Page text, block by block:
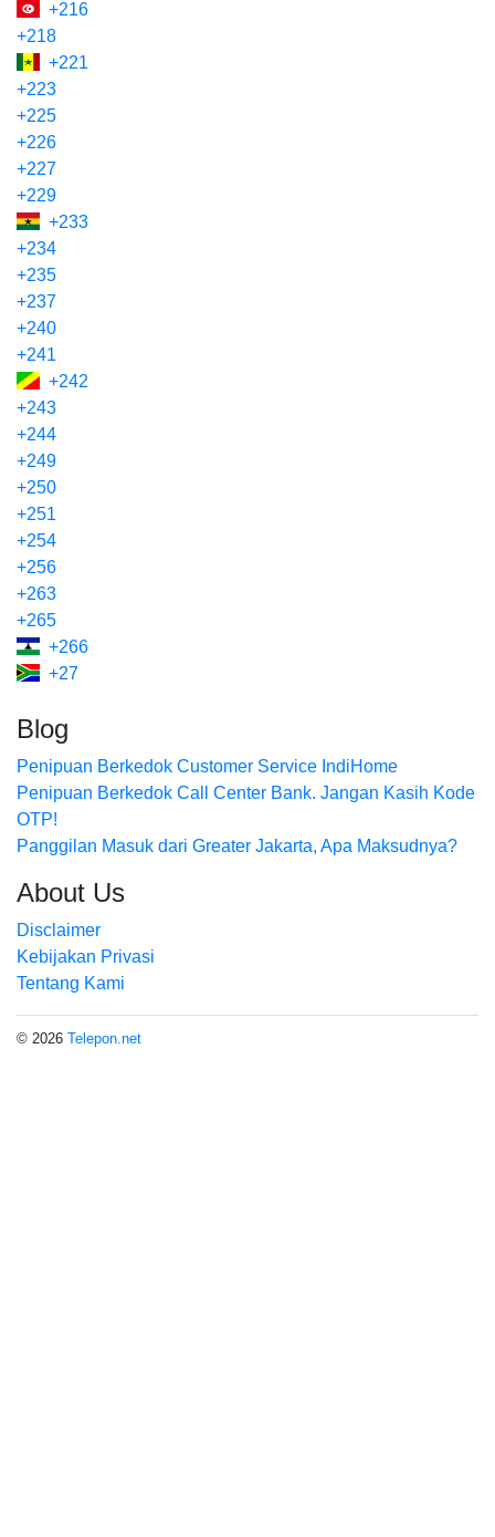
+216
+218
+221
+223
+225
+226
+227
+229
+233
+234
+235
+237
+240
+241
+242
+243
+244
+249
+250
+251
+254
+256
+263
+265
+266
+27
Blog
Penipuan Berkedok Customer Service IndiHome
Penipuan Berkedok Call Center Bank. Jangan Kasih Kode
OTP!
Panggilan Masuk dari Greater Jakarta, Apa Maksudnya?
About Us
Disclaimer
Kebijakan Privasi
Tentang Kami
© 2026 Telepon.net